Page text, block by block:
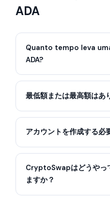
ADA
Quanto tempo leva
ADA?
最低額または最高額はあ
アカウントを作成する必
CryptoSwapはどうやっ
ますか？